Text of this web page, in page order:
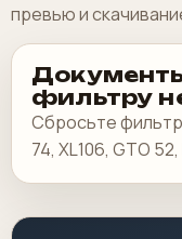
превью и
фильтру
Сбросьте
74, XL106, GTO